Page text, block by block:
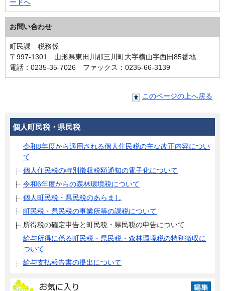
ードへ
お問い合わせ
町民課 税務係
〒997-1301 山形県東田川郡三川町大字横山字西田85番地
電話：0235-35-7026 ファックス：0235-66-3139
このページの上へ戻る
個人町民税・県民税
令和8年度から適用される個人住民税の主な改正内容につい
て
個人住民税の特別徴収税額通知の電子化について
令和6年度からの森林環境税について
個人町民税・県民税のあらまし
町民税・県民税の事業所等の課税について
所得税の確定申告と町民税・県民税の申告について
給与所得に係る町民税・県民税・森林環境税の特別徴収に
ついて
給与支払報告書の提出について